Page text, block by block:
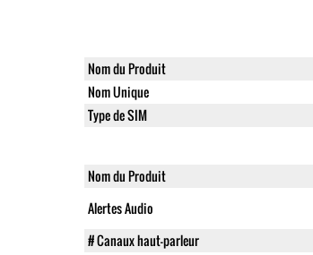
Nom du Produit
Nom Unique
Type de SIM
Nom du Produit
Alertes Audio
# Canaux haut-parleur